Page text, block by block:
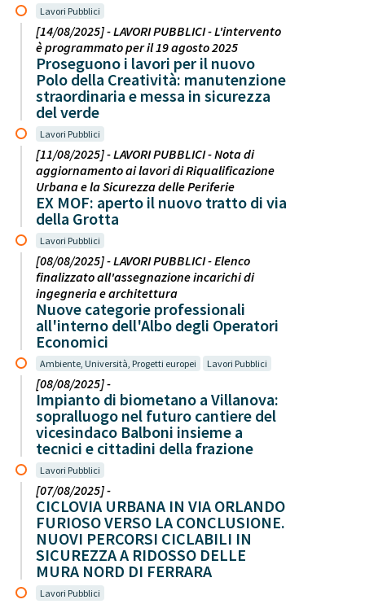
Lavori Pubblici
[14/08/2025] - LAVORI PUBBLICI - L'intervento
è programmato per il 19 agosto 2025
Proseguono i lavori per il nuovo
Polo della Creatività: manutenzione
straordinaria e messa in sicurezza
del verde
Lavori Pubblici
[11/08/2025] - LAVORI PUBBLICI - Nota di
aggiornamento ai lavori di Riqualificazione
Urbana e la Sicurezza delle Periferie
EX MOF: aperto il nuovo tratto di via
della Grotta
Lavori Pubblici
[08/08/2025] - LAVORI PUBBLICI - Elenco
finalizzato all'assegnazione incarichi di
ingegneria e architettura
Nuove categorie professionali
all'interno dell'Albo degli Operatori
Economici
Ambiente, Università, Progetti europei Lavori Pubblici
[08/08/2025] -
Impianto di biometano a Villanova:
sopralluogo nel futuro cantiere del
vicesindaco Balboni insieme a
tecnici e cittadini della frazione
Lavori Pubblici
[07/08/2025] -
CICLOVIA URBANA IN VIA ORLANDO
FURIOSO VERSO LA CONCLUSIONE.
NUOVI PERCORSI CICLABILI IN
SICUREZZA A RIDOSSO DELLE
MURA NORD DI FERRARA
Lavori Pubblici